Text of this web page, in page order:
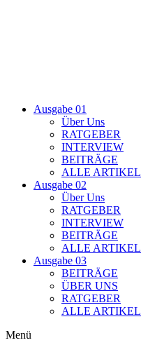
Ausgabe 01
Über Uns
RATGEBER
INTERVIEW
BEITRÄGE
ALLE ARTIKEL
Ausgabe 02
Über Uns
RATGEBER
INTERVIEW
BEITRÄGE
ALLE ARTIKEL
Ausgabe 03
BEITRÄGE
ÜBER UNS
RATGEBER
ALLE ARTIKEL
Menü